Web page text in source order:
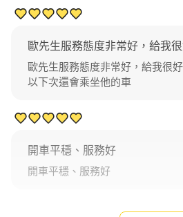
歐先生服務態度非常好，給我
歐先生服務態度非常好，給我很
以下次還會乘坐他的車
開車平穩、服務好
開車平穩、服務好